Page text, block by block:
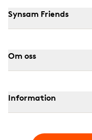
Synsam Friends
Om oss
Information